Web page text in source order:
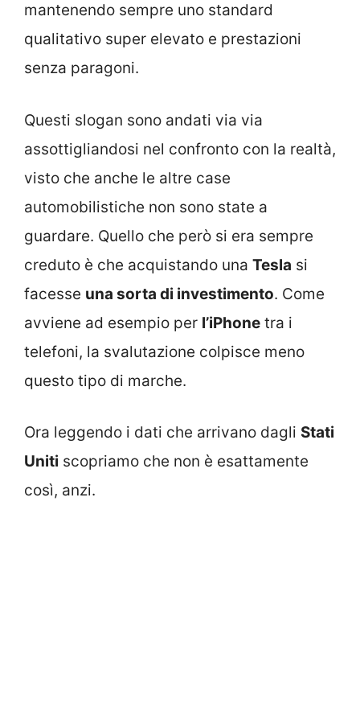
mantenendo sempre uno standard
qualitativo super elevato e prestazioni
senza paragoni.
Questi slogan sono andati via via
assottigliandosi nel confronto con la realtà,
visto che anche le altre case
automobilistiche non sono state a
guardare. Quello che però si era sempre
creduto è che acquistando una Tesla si
facesse una sorta di investimento. Come
avviene ad esempio per l’iPhone tra i
telefoni, la svalutazione colpisce meno
questo tipo di marche.
Ora leggendo i dati che arrivano dagli Stati
Uniti scopriamo che non è esattamente
così, anzi.